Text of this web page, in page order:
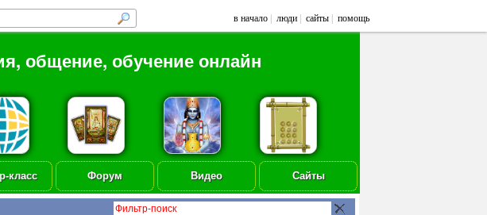
в начало люди сайты помощь
общение, обучение онлайн
класс Форум Видео Сайты